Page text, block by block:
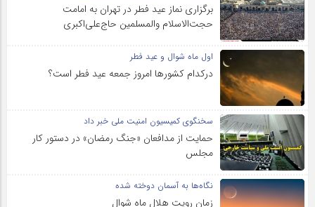
برگزاری نماز عید فطر در تهران به امامت
حجت‌الاسلام والمسلمین حاج‌علی‌اکبری
اول ماه شوال و عید فطر
درکدام کشورها امروز جمعه عید فطر است؟
سخنگوی کمیسیون امنیت ملی خبر داد
حمایت از مدافعان «جنگ رمضان» در دستور کار
مجلس
نگاه‌ها به آسمان دوخته شده
زمان رویت هلال ماه شوال